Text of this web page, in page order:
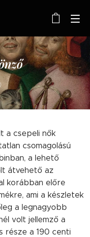
a csepeli nők
csomagolású
a lehető
átvehető az
korábban előre
ami a készletek
a legnagyobb
volt jellemző a
része a 190 centi